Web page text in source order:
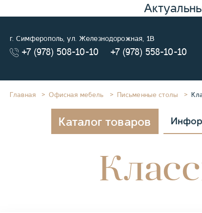
г. Симферополь, ул. Железнодорожная, 1В
+7 (978) 508-10-10 +7 (978) 558-10-10
Главная Офисная мебель Письменные столы
Каталог товаров